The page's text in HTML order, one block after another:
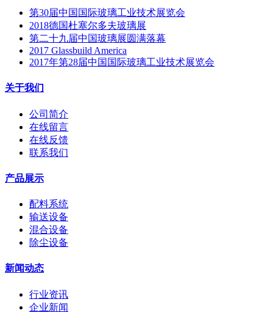
第30届中国国际玻璃工业技术展览会
2018德国杜塞尔多夫玻璃展
第二十九届中国玻璃展圆满落幕
2017 Glassbuild America
2017年第28届中国国际玻璃工业技术展览会
关于我们
公司简介
在线留言
在线反馈
联系我们
产品展示
配料系统
输送设备
混合设备
除尘设备
新闻动态
行业资讯
企业新闻